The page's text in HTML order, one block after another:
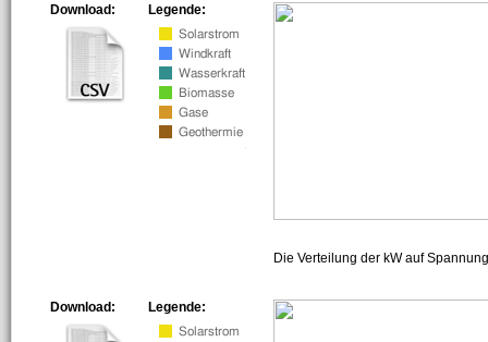
Legende:
Download:
Die Verteilung der kW auf
Legende:
Download: